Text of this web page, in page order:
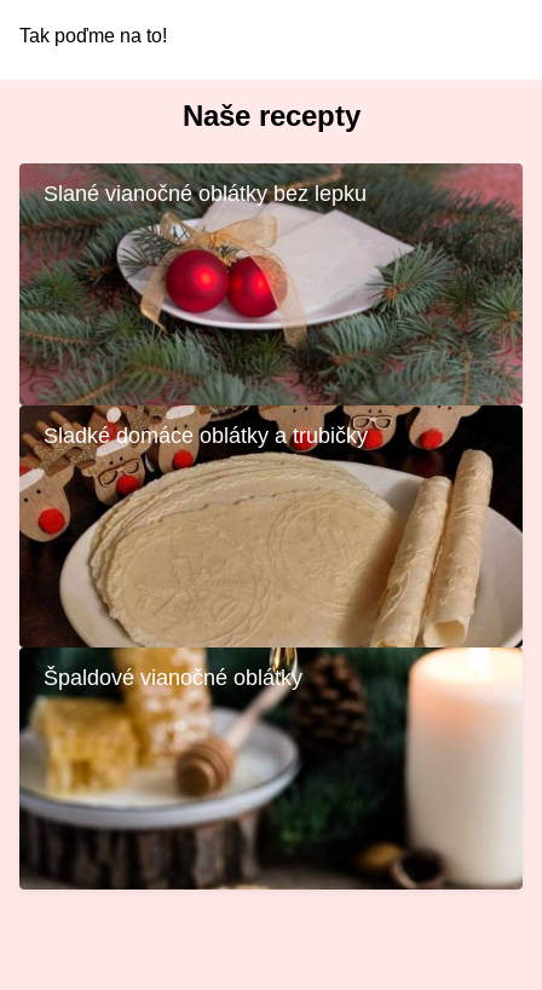
Tak poďme na to!
Naše recepty
Slané vianočné oblátky bez lepku
Sladké domáce oblátky a trubičky
Špaldové vianočné oblátky